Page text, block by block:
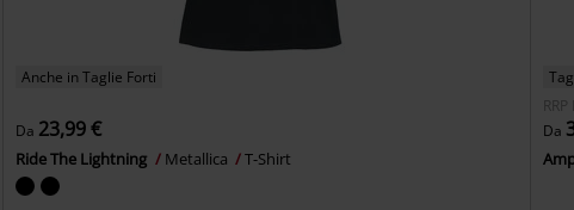
Anche in Taglie Forti
Da 23,99 €
Ride The Lightning Metallica T-Shirt
RRP
Da